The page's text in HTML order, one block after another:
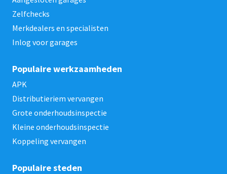
Zelfchecks
Merkdealers en specialisten
Inlog voor garages
Populaire werkzaamheden
APK
Distributieriem vervangen
Grote onderhoudsinspectie
Kleine onderhoudsinspectie
Koppeling vervangen
Populaire steden